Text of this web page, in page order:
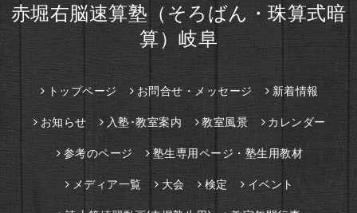
赤堀右脳速算塾（そろばん・珠算式暗
算）岐阜
トップページ お問合せ・メッセージ 新着情報
お知らせ 入塾･教室案内 教室風景 カレンダー
参考のページ 塾生専用ページ・塾生用教材
メディア一覧 大会 検定 イベント